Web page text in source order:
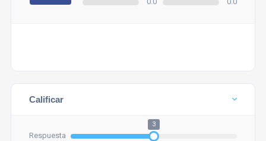
Calificar
Respuesta
3